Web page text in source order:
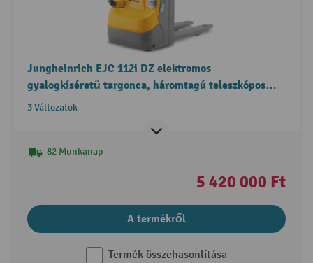
Jungheinrich EJC 112i DZ elektromos
gyalogkíséretű targonca, háromtagú teleszkópos
emelőoszlop, szabademeléssel
3 Változatok
82 Munkanap
5 420 000 Ft
A termékről
Termék összehasonlítása